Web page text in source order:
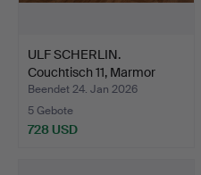
ULF SCHERLIN.
Couchtisch 11, Marmor
weiß, …
Beendet 24. Jan 2026
5 Gebote
728 USD